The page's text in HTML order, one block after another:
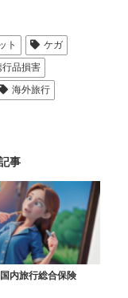
ト
ケガ
行品損害
海外旅行
事
内旅行総合保険